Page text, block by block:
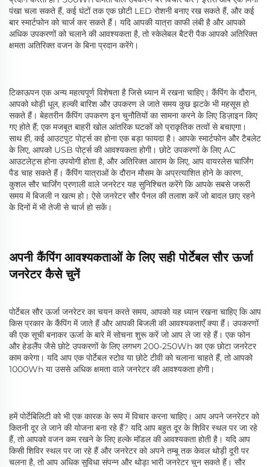
पंखा चला सकते हैं, कई घंटों तक एक छोटी LED रोशनी बनाए रख सकते हैं, और कई
बार स्मार्टफोन को चार्ज कर सकते हैं। यदि आपकी यात्रा काफी लंबी है और आपको
अधिक उपकरणों को चलाने की आवश्यकता है, तो स्केलेबल बैटरी पैक आपको अतिरिक्त
क्षमता अतिरिक्त वजन के बिना प्रदान करेंगे।
टिकाऊपन एक अन्य महत्वपूर्ण विशेषता है जिसे ध्यान में रखना चाहिए। कैंपिंग के दौरान,
आपको थोड़ी धूल, हल्की बारिश और उपकरण ले जाते समय कुछ झटके भी महसूस हो
सकते हैं। बेहतरीन कैंपिंग उपकरण इन चुनौतियों का सामना करने के लिए डिज़ाइन किए
गए होते हैं; एक मजबूत बाहरी खोल आंतरिक घटकों को प्राकृतिक तत्वों से बचाएगा।
साथ ही, कई आउटपुट पोर्ट्स का होना एक बड़ा फायदा है। आपके स्मार्टफोन और टैबलेट
के लिए, आपको USB पोर्ट्स की आवश्यकता होगी। छोटे उपकरणों के लिए AC
आउटलेट्स होना उपयोगी होता है, और अतिरिक्त आराम के लिए, आप वायरलेस चार्जिंग
पैड चाह सकते हैं। कैंपिंग यात्राओं के दौरान मौसम के अप्रत्याशित होने के कारण,
कुशल सौर चार्जिंग प्रणाली वाले जनरेटर यह सुनिश्चित करेंगे कि आपके सबसे जरूरी
समय में बिजली न खत्म हो। ऐसे जनरेटर सौर पैनल की तलाश करें जो बादल छाए रहने
के दिनों में भी तेजी से चार्ज हो सकें।
अपनी कैंपिंग आवश्यकताओं के लिए सही पोर्टेबल सौर ऊर्जा
जनरेटर कैसे चुनें
पोर्टेबल सौर ऊर्जा जनरेटर का चयन करते समय, आपको यह ध्यान रखना चाहिए कि आप
किस प्रकार के कैंपिंग में जाते हैं और आपकी बिजली की आवश्यकताएँ क्या हैं। उपकरणों
की एक सूची बनाकर ऊर्जा के बारे में सोचना शुरू करें जो आप ले जा रहे हैं। एक फोन
और हेडलैंप जैसे छोटे उपकरणों के लिए लगभग 200-250Wh का एक छोटा जनरेटर
काम करेगा। यदि आप एक पोर्टेबल स्टोव या छोटे टीवी को चलाना चाहते हैं, तो आपको
1000Wh या उससे अधिक क्षमता वाले जनरेटर की आवश्यकता होगी।
हमें पोर्टेबिलिटी को भी एक कारक के रूप में विचार करना चाहिए। आप अपने जनरेटर को
कितनी दूर ले जाने की योजना बना रहे हैं? यदि आप बहुत दूर के शिविर स्थल पर जा रहे
हैं, तो आपको वजन कम रखने के लिए हल्के मॉडल की आवश्यकता होती है। यदि आप
किसी शिविर स्थल पर जा रहे हैं और जनरेटर को अपने तम्बू तक केवल थोड़ी दूरी पर
चलना है, तो आप अधिक सुविधा संपन्न और थोड़ा भारी जनरेटर चुन सकते हैं। सौर